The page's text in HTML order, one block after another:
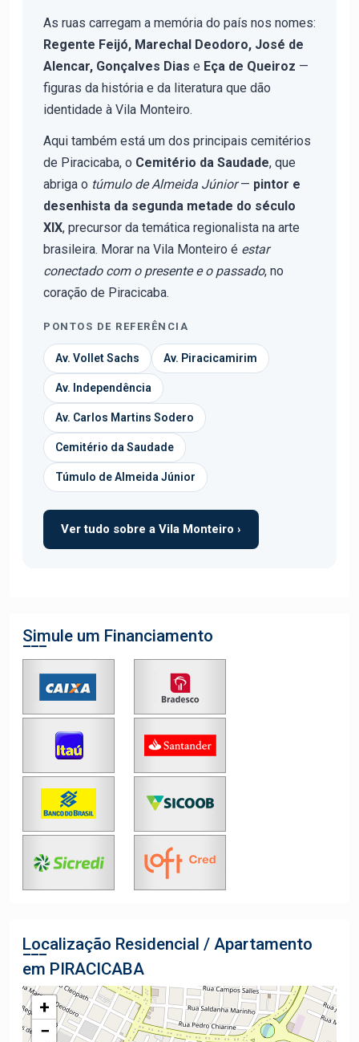
As ruas carregam a memória do país nos nomes:
Regente Feijó, Marechal Deodoro, José de
Alencar, Gonçalves Dias e Eça de Queiroz —
figuras da história e da literatura que dão
identidade à Vila Monteiro.
Aqui também está um dos principais cemitérios
de Piracicaba, o Cemitério da Saudade, que
abriga o túmulo de Almeida Júnior— pintor e
desenhista da segunda metade do século
XIX, precursor da temática regionalista na arte
brasileira. Morar na Vila Monteiro é estar
conectado com o presente e o passado, no
coração de Piracicaba.
PONTOS DE REFERÊNCIA
Av. Vollet Sachs Av. Piracicamirim
Av. Independência
Av. Carlos Martins Sodero
Cemitério da Saudade
Túmulo de Almeida Júnior
Ver tudo sobre a Vila Monteiro ›
Simule um Financiamento
Localização Residencial / Apartamento
em PIRACICABA
+
−